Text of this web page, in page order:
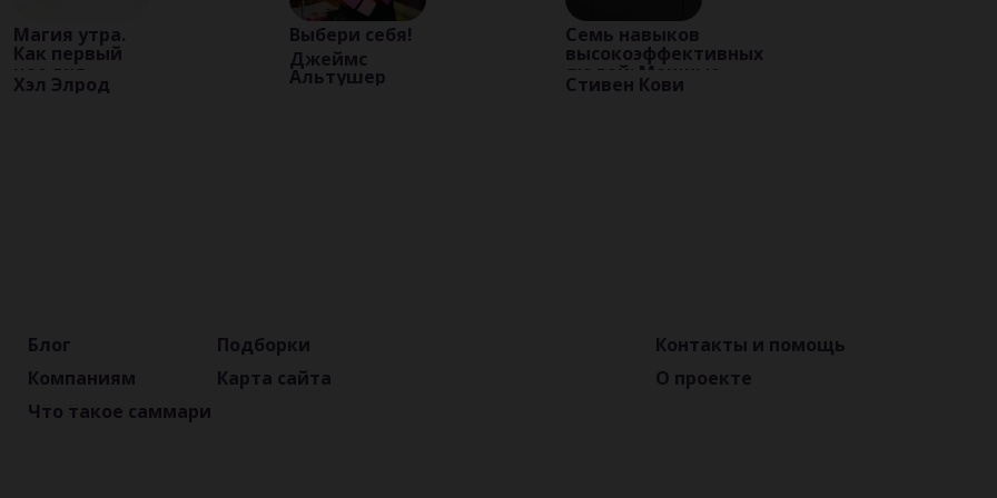
Магия утра.
Как первый
час дня
определяет
Хэл Элрод
Выбери себя!
Джеймс
Альтушер
Семь навыков
высокоэффективных
людей: Мощные
инструменты
Стивен Кови
Блог
Подборки
Компаниям
Карта сайта
Что такое саммари
Контакты и помощь
О проекте